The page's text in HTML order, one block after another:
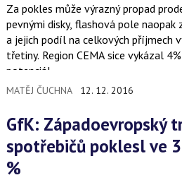
Za pokles může výrazný propad
pevnými disky, flashová pole
a jejich podíl na celkových příjmech
třetiny. Region CEMA sice vykázal
potenciál.
MATĚJ ČUCHNA 12. 12. 2016
GfK: Západoevropský trh elektroniky a
spotřebičů poklesl ve
%